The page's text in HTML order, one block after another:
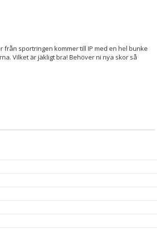
från sportringen kommer till IP med en hel bunke
Vilket är jäkligt bra! Behöver ni nya skor så